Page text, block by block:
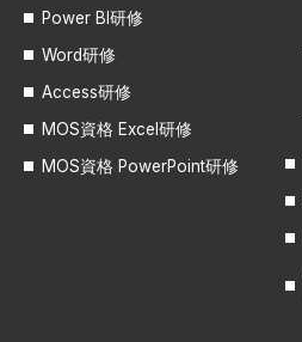
Power BI研修
Word研修
Access研修
MOS資格 Excel研修
MOS資格 PowerPoint研修